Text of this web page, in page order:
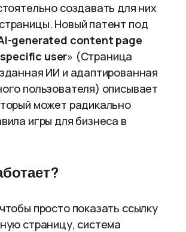
создавать для них
Новый патент под
generated content page
user» (Страница
ИИ и адаптированная
пользователя) описывает
может радикально
игры для бизнеса в
просто показать ссылку
страницу, система